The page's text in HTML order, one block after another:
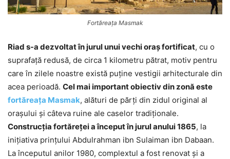
Fortăreaţa Masmak
Riad s-a dezvoltat în jurul unui vechi oraş fortificat, cu o
suprafaţă redusă, de circa 1 kilometru pătrat, motiv pentru
care în zilele noastre există puţine vestigii arhitecturale din
acea perioadă. Cel mai important obiectiv din zonă este
fortăreaţa Masmak, alături de părţi din zidul original al
oraşului şi câteva ruine ale caselor tradiţionale.
Construcţia fortăreţei a început în jurul anului 1865, la
iniţiativa prinţului Abdulrahman ibn Sulaiman ibn Dabaan.
La începutul anilor 1980, complextul a fost renovat şi a